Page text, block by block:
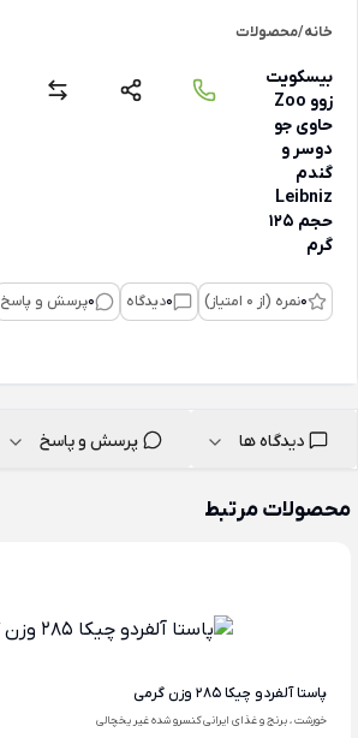
خانه/محصولات
بیسکویت
زوو Zoo
حاوی جو
دوسر و
گندم
Leibniz
حجم 125
گرم
0نمره (از 0 امتیاز) 0دیدگاه 0پرسش و پاسخ
دیدگاه ها پرسش و پاسخ
محصولات مرتبط
پاستا آلفردو چیکا 285 وزن گرمی
خورشت ، برنج و غذای ایرانی کنسرو شده غیر یخچالی